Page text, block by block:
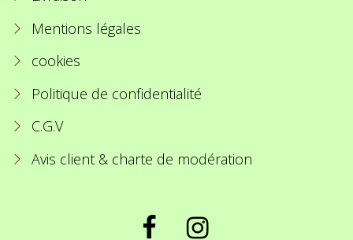
Mentions légales
cookies
Politique de confidentialité
C.G.V
Avis client & charte de modération